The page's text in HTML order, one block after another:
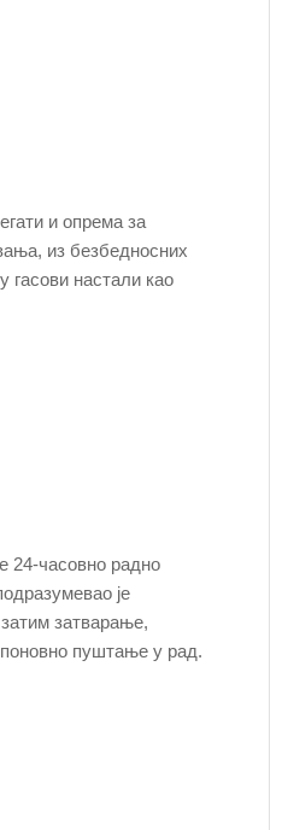
и опрема за
из безбедносних
гасови настали као
24-часовно радно
је
затварање,
пуштање у рад.